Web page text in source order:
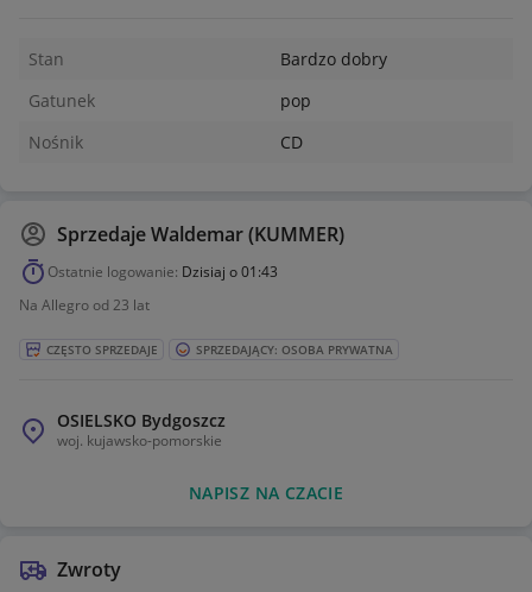
Stan
Bardzo dobry
Gatunek
pop
Nośnik
CD
SprzedajeWaldemar (KUMMER)
Ostatnie logowanie: Dzisiaj o 01:43
Na Allegro od 23 lat
CZĘSTO SPRZEDAJE SPRZEDAJĄCY: OSOBA PRYWATNA
OSIELSKO Bydgoszcz
woj. kujawsko-pomorskie
NAPISZ NA CZACIE
Zwroty